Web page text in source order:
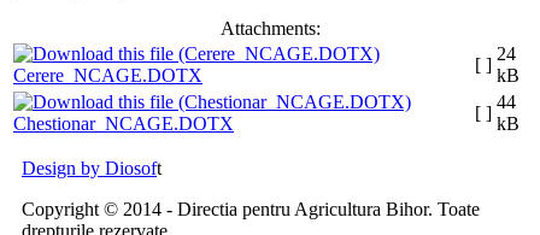
Attachments:
Cerere_NCAGE.DOTX
[ ]
24
kB
Chestionar_NCAGE.DOTX
[ ]
44
kB
Design by Diosoft
Copyright © 2014 - Directia pentru Agricultura Bihor. Toate